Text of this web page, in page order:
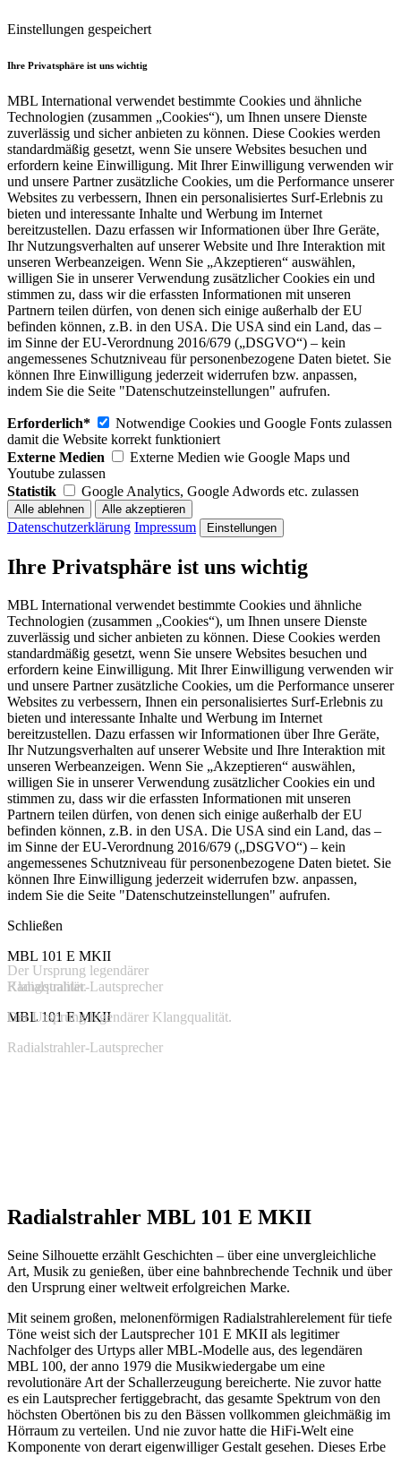
Einstellungen gespeichert
Ihre Privatsphäre ist uns wichtig
MBL International verwendet bestimmte Cookies und ähnliche
Technologien (zusammen „Cookies“), um Ihnen unsere Dienste
zuverlässig und sicher anbieten zu können. Diese Cookies werden
standardmäßig gesetzt, wenn Sie unsere Websites besuchen und
erfordern keine Einwilligung. Mit Ihrer Einwilligung verwenden wir
und unsere Partner zusätzliche Cookies, um die Performance unserer
Websites zu verbessern, Ihnen ein personalisiertes Surf-Erlebnis zu
bieten und interessante Inhalte und Werbung im Internet
bereitzustellen. Dazu erfassen wir Informationen über Ihre Geräte,
Ihr Nutzungsverhalten auf unserer Website und Ihre Interaktion mit
unseren Werbeanzeigen. Wenn Sie „Akzeptieren“ auswählen,
willigen Sie in unserer Verwendung zusätzlicher Cookies ein und
stimmen zu, dass wir die erfassten Informationen mit unseren
Partnern teilen dürfen, von denen sich einige außerhalb der EU
befinden können, z.B. in den USA. Die USA sind ein Land, das –
im Sinne der EU-Verordnung 2016/679 („DSGVO“) – kein
angemessenes Schutzniveau für personenbezogene Daten bietet. Sie
können Ihre Einwilligung jederzeit widerrufen bzw. anpassen,
indem Sie die Seite "Datenschutzeinstellungen" aufrufen.
Erforderlich*
Notwendige Cookies und Google Fonts zulassen
damit die Website korrekt funktioniert
Externe Medien
Externe Medien wie Google Maps und
Youtube zulassen
Statistik
Google Analytics, Google Adwords etc. zulassen
Datenschutzerklärung Impressum Einstellungen
Ihre Privatsphäre ist uns wichtig
MBL International verwendet bestimmte Cookies und ähnliche
Technologien (zusammen „Cookies“), um Ihnen unsere Dienste
zuverlässig und sicher anbieten zu können. Diese Cookies werden
standardmäßig gesetzt, wenn Sie unsere Websites besuchen und
erfordern keine Einwilligung. Mit Ihrer Einwilligung verwenden wir
und unsere Partner zusätzliche Cookies, um die Performance unserer
Websites zu verbessern, Ihnen ein personalisiertes Surf-Erlebnis zu
bieten und interessante Inhalte und Werbung im Internet
bereitzustellen. Dazu erfassen wir Informationen über Ihre Geräte,
Ihr Nutzungsverhalten auf unserer Website und Ihre Interaktion mit
unseren Werbeanzeigen. Wenn Sie „Akzeptieren“ auswählen,
willigen Sie in unserer Verwendung zusätzlicher Cookies ein und
stimmen zu, dass wir die erfassten Informationen mit unseren
Partnern teilen dürfen, von denen sich einige außerhalb der EU
befinden können, z.B. in den USA. Die USA sind ein Land, das –
im Sinne der EU-Verordnung 2016/679 („DSGVO“) – kein
angemessenes Schutzniveau für personenbezogene Daten bietet. Sie
können Ihre Einwilligung jederzeit widerrufen bzw. anpassen,
indem Sie die Seite "Datenschutzeinstellungen" aufrufen.
Schließen
Der Ursprung legendärer
Klangqualität.
Der Ursprung legendärer Klangqualität.
MBL 101 E MKII
Radialstrahler-Lautsprecher
MBL 101 E MKII
Radialstrahler-Lautsprecher
Radialstrahler MBL 101 E MKII
Seine Silhouette erzählt Geschichten – über eine unvergleichliche
Art, Musik zu genießen, über eine bahnbrechende Technik und über
den Ursprung einer weltweit erfolgreichen Marke.
Mit seinem großen, melonenförmigen Radialstrahlerelement für tiefe
Töne weist sich der Lautsprecher 101 E MKII als legitimer
Nachfolger des Urtyps aller MBL-Modelle aus, des legendären
MBL 100, der anno 1979 die Musikwiedergabe um eine
revolutionäre Art der Schallerzeugung bereicherte. Nie zuvor hatte
es ein Lautsprecher fertiggebracht, das gesamte Spektrum von den
höchsten Obertönen bis zu den Bässen vollkommen gleichmäßig im
Hörraum zu verteilen. Und nie zuvor hatte die HiFi-Welt eine
Komponente von derart eigenwilliger Gestalt gesehen. Dieses Erbe